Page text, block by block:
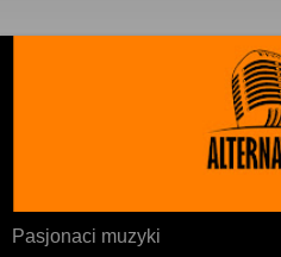
Pasjonaci muzyki